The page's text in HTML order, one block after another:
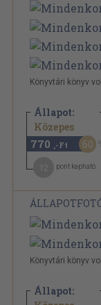
Könyvtári könyv
Állapot:
Közepes
1.940 Ft
770 ,-Ft 60
pont kapható
Könyvtári könyv
Állapot: